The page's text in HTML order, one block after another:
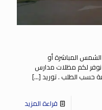
المباشرة أو
نوفر لكم مظلات مدارس
حسب الطلب . توريد[…]
قراءة المزيد